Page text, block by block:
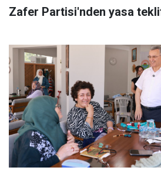
Zafer Partisi'nden yasa